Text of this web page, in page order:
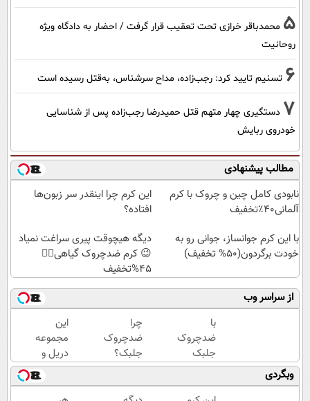
5 محمدباقر خرازی تحت تعقیب قرار گرفت / احضار به دادگاه ویژه
روحانیت
6 تسنیم تایید کرد: رجب‌زاده، مداح سرشناس، به‌قتل رسیده است
7 دستگیری چهار متهم قتل حمیدرضا رجب‌زاده پس از شناسایی
خودروی ربایش
مطالب پیشنهادی
نابودی کامل چین و چروک با کرم
آلمانی۴۰٪تخفیف
این کرم چرا اینقدر سر زبون‌ها
افتاده؟
با این کرم جوانساز، جوانی رو به
خودت برگردون(50% تخفیف)
دیگه هیچوقت پیری سراغت نمیاد
😉 کرم ضدچروک گیاهی👈🏻
45%تخفیف
از سراسر وب
با
ضدچروک
جلبک
اسپیرولینا
جوان شو!
چرا
ضدچروک
جلبک؟
چون
بدون
این
مجموعه
دریل و
پیچ
گوشتی
وبگردی